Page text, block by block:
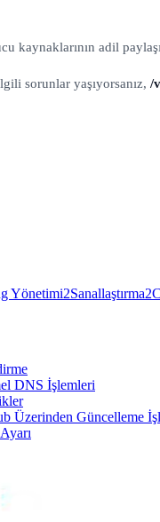
kaynaklarının adil
sorunlar yaşıyorsanız, /
Yönetimi2Sanallaştırma2
DNS İşlemleri
Üzerinden Güncelleme